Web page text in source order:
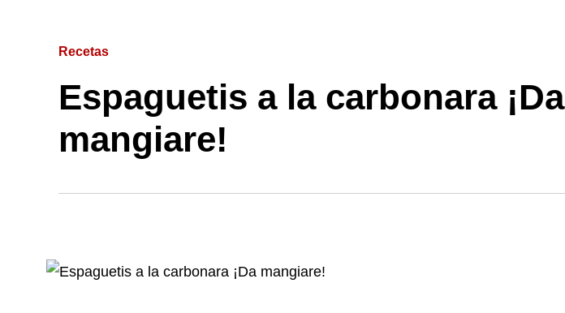
Recetas
Espaguetis a la carbonara ¡Da
mangiare!